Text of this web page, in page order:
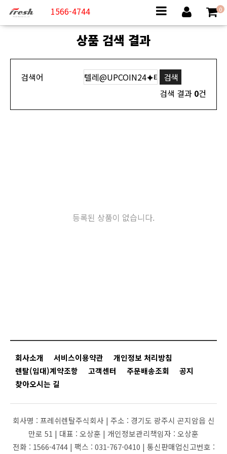
1566-4744 0
상품 검색 결과
검색어
검색 결과 0건
등록된 상품이 없습니다.
회사소개 서비스이용약관
개인정보 처리방침
렌탈(임대)계약조항
고객센터 주문배송조회
공지
찾아오시는 길
회사명 : 프레쉬렌탈주식회사 | 주소 : 경기도 광주시 곤지암읍 신
만로 51 | 대표 : 오상훈 | 개인정보관리책임자 : 오상훈
전화 : 1566-4744 | 팩스 : 031-767-0410 | 통신판매업신고번호 :